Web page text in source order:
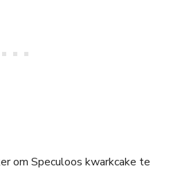
om Speculoos kwarkcake te